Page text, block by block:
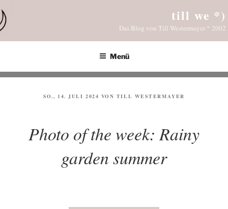
Inhalt
springen
till we *)
Das Blog von Till Westermayer * 2002
Menü
VERÖFFENTLICHT
SO., 14. JULI 2024 VON TILL WESTERMAYER
Photo of the week: Rainy
garden summer